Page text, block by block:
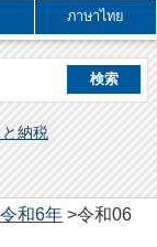
ภาษาไทย
納税
令和6年 >令和06